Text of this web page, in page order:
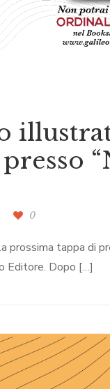
0
prossima tappa di
Editore. Dopo […]